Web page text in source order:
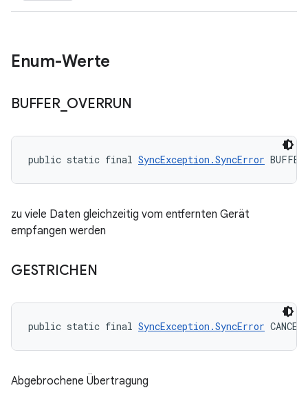
Enum-Werte
BUFFER_ OVERRUN
public static final SyncException.SyncError
zu viele Daten gleichzeitig vom entfernten Gerät
empfangen werden
GESTRICHEN
public static final SyncException.SyncError
Abgebrochene Übertragung